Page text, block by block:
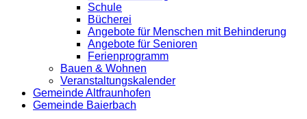
Schule
Bücherei
Angebote für Menschen mit Behinderung
Angebote für Senioren
Ferienprogramm
Bauen & Wohnen
Veranstaltungskalender
Gemeinde Altfraunhofen
Gemeinde Baierbach